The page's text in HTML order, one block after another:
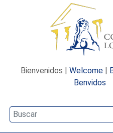
Bienvenidos | Welcome |
Benvidos